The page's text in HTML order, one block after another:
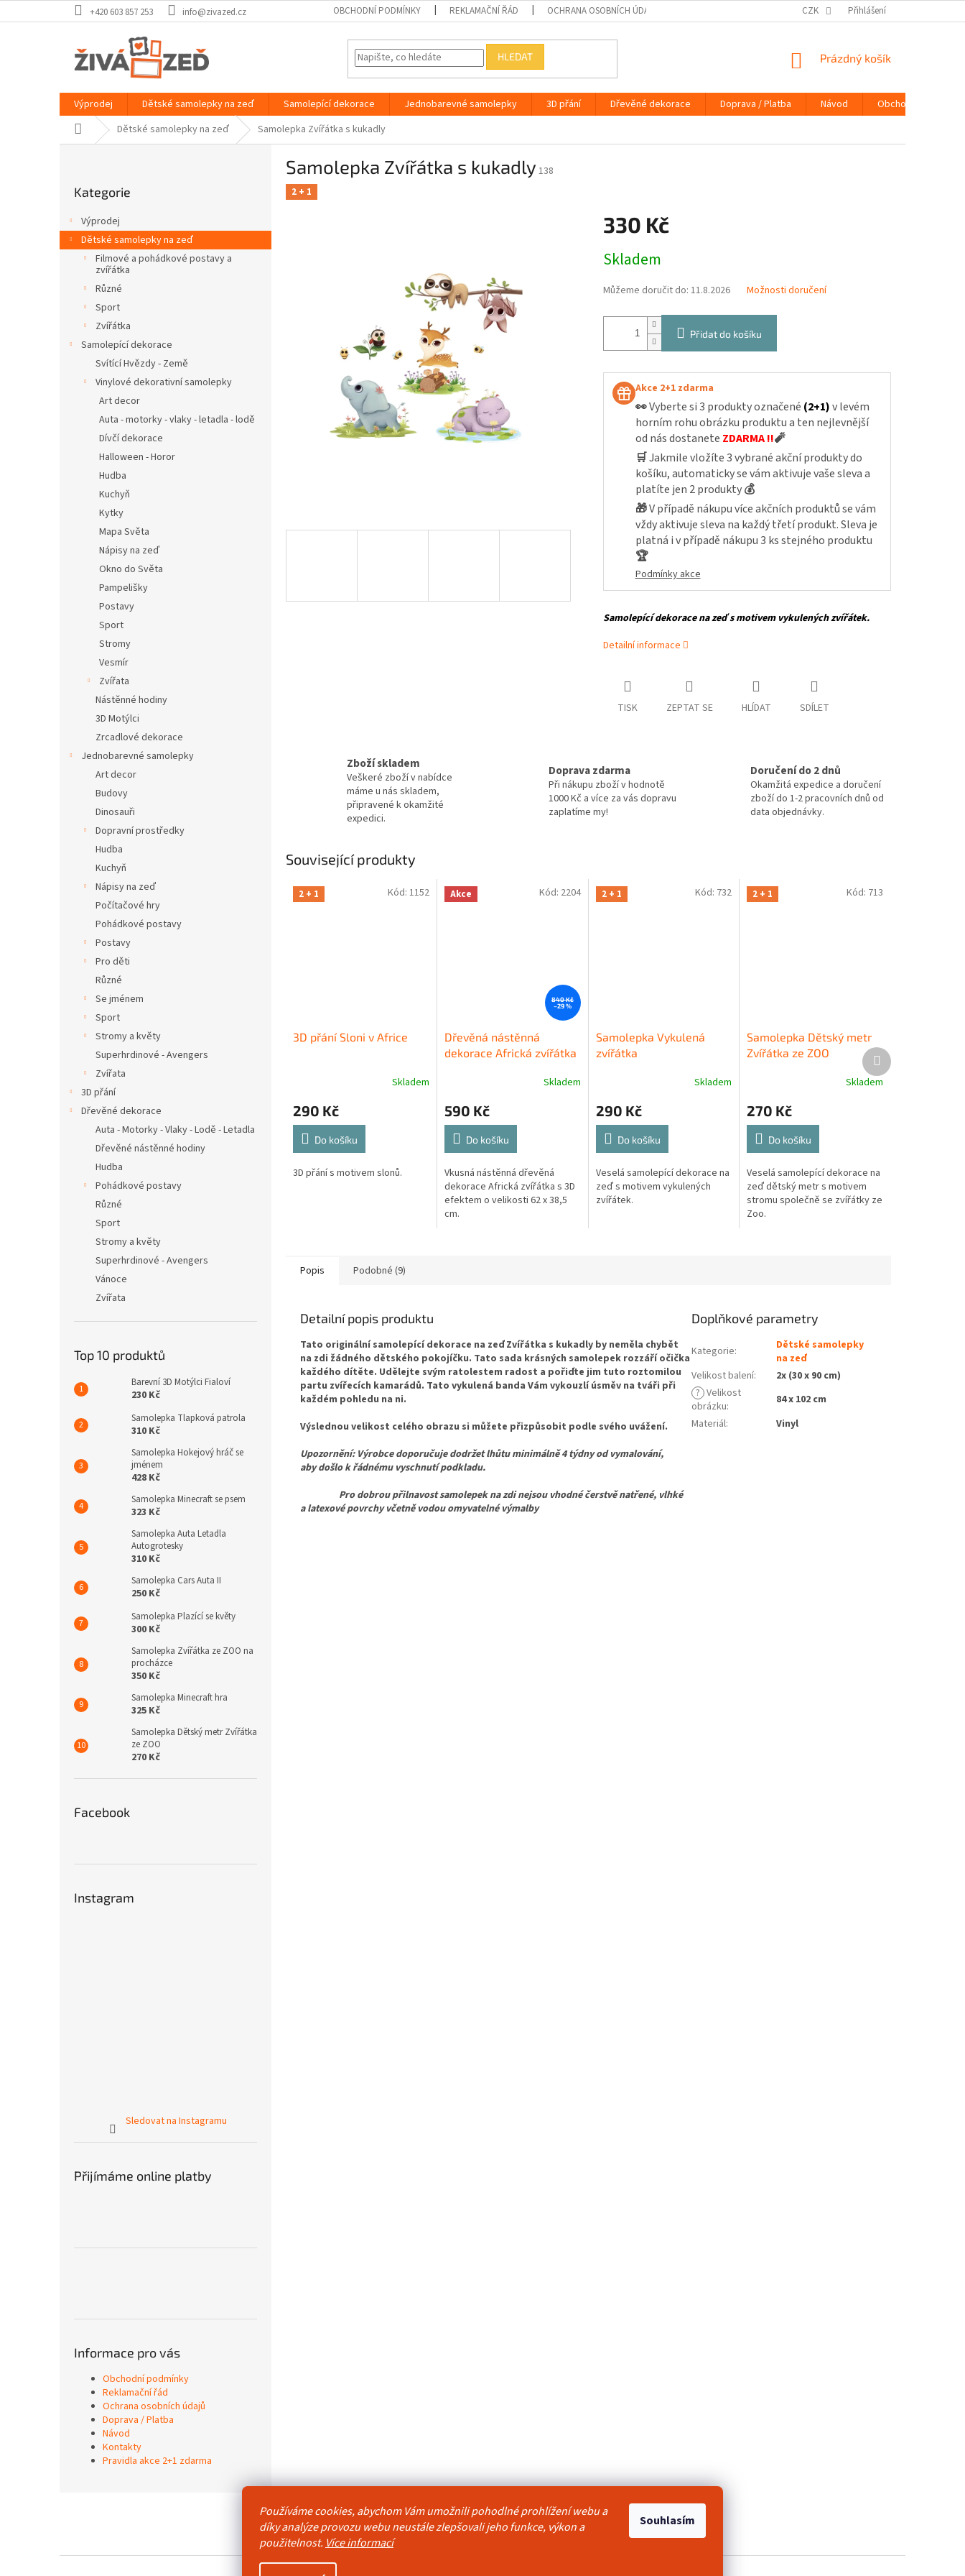
Používáme cookies, abychom Vám umožnili pohodlné prohlížení webu a
díky analýze provozu webu neustále zlepšovali jeho funkce, výkon a
použitelnost. Více informací
Souhlasím
na
+420 603 857 253 info@zivazed.cz OBCHODNÍ PODMÍNKY REKLAMAČNÍ ŘÁD OCHRANA OSOBNÍCH ÚDAJŮ NÁVOD KONTAKTY
CZK Přihlášení
HLEDAT
NÁKUPNÍ
Prázdný košík
Výprodej Dětské samolepky na zeď Samolepící dekorace Jednobarevné samolepky 3D přání Dřevěné dekorace Doprava / Platba Návod
Obchodní podmínky
Domů Dětské samolepky na zeď Samolepka Zvířátka s kukadly
a
n
kategorie
Kategorie
Výprodej
Dětské samolepky na zeď
Filmové a pohádkové postavy a
zvířátka
Různé
Sport
Zvířátka
Samolepící dekorace
Svítící Hvězdy - Země
Vinylové dekorativní samolepky
Art decor
Auta - motorky - vlaky - letadla - lodě
Dívčí dekorace
Halloween - Horor
Hudba
Kuchyň
Kytky
Mapa Světa
Nápisy na zeď
Okno do Světa
Pampelišky
Postavy
Sport
Stromy
Vesmír
Zvířata
Nástěnné hodiny
3D Motýlci
Zrcadlové dekorace
Jednobarevné samolepky
Art decor
Budovy
Dinosauři
Dopravní prostředky
Hudba
Kuchyň
Nápisy na zeď
Počítačové hry
Pohádkové postavy
Postavy
Pro děti
Různé
Se jménem
Sport
Stromy a květy
Superhrdinové - Avengers
Zvířata
3D přání
Dřevěné dekorace
Auta - Motorky - Vlaky - Lodě - Letadla
Dřevěné nástěnné hodiny
Hudba
Pohádkové postavy
Různé
Sport
Stromy a květy
Superhrdinové - Avengers
Vánoce
Zvířata
Top 10 produktů
Barevní 3D Motýlci Fialoví
230 Kč
Samolepka Tlapková patrola
310 Kč
Samolepka Hokejový hráč se
jménem
428 Kč
Samolepka Minecraft se psem
323 Kč
Samolepka Auta Letadla
Autogrotesky
310 Kč
Samolepka Cars Auta II
250 Kč
Samolepka Plazící se květy
300 Kč
Samolepka Zvířátka ze ZOO na
procházce
350 Kč
Samolepka Minecraft hra
325 Kč
Samolepka Dětský metr Zvířátka
ze ZOO
270 Kč
Facebook
Instagram
Sledovat na Instagramu
Přijímáme online platby
Informace pro vás
Obchodní podmínky
Reklamační řád
Ochrana osobních údajů
Doprava / Platba
Návod
Kontakty
Pravidla akce 2+1 zdarma
Samolepka Zvířátka s kukadly 138
2 + 1
330 Kč
cena:
Skladem
Můžeme doručit do: 11.8.2026 Možnosti doručení
Přidat do košíku
Akce 2+1 zdarma
👀Vyberte si 3 produkty označené (2+1)v levém
horním rohu obrázku produktu a ten nejlevnější
od nás dostanete ZDARMA !!🧨
🛒Jakmile vložíte 3 vybrané akční produkty do
košíku, automaticky se vám aktivuje vaše sleva a
platíte jen 2 produkty💰
🎁V případě nákupu více akčních produktů se vám
vždy aktivuje sleva na každý třetí produkt. Sleva je
platná i v případě nákupu 3 ks stejného produktu
🏆
Podmínky akce
Samolepící dekorace na zeďs motivem vykulených zvířátek.
Detailní informace
TISK ZEPTAT SE HLÍDAT SDÍLET
Zboží skladem
Veškeré zboží v nabídce
máme u nás skladem,
připravené k okamžité
expedici.
Doprava zdarma
Při nákupu zboží v hodnotě
1000 Kč a více za vás dopravu
zaplatíme my!
Doručení do 2 dnů
Okamžitá expedice a doručení
zboží do 1-2 pracovních dnů od
data objednávky.
Související produkty
2 + 1
3D přání Sloni v Africe
Skladem
290 Kč
Do košíku
3D přání s motivem slonů.
Kód: 1152 Akce
840 Kč
–29 %
Dřevěná nástěnná
dekorace Africká zvířátka
Skladem
590 Kč
Do košíku
Vkusná nástěnná dřevěná
dekorace Africká zvířátka s 3D
efektem o velikosti 62 x 38,5
cm.
Kód: 2204 2 + 1
Samolepka Vykulená
zvířátka
Skladem
290 Kč
Do košíku
Veselá samolepící dekorace na
zeď s motivem vykulených
zvířátek.
Kód: 732 2 + 1
Samolepka Dětský metr
Zvířátka ze ZOO
Skladem
270 Kč
Do košíku
Veselá samolepící dekorace na
zeď dětský metr s motivem
stromu společně se zvířátky ze
Zoo.
Kód: 713
Další
produkt
Popis Podobné (9)
Detailní popis produktu
Tato originální samolepící dekorace na zeď Zvířátka s kukadly by neměla chybět
na zdi žádného dětského pokojíčku. Tato sada krásných samolepek rozzáří očička
každého dítěte. Udělejte svým ratolestem radost a pořiďte jim tuto roztomilou
partu zvířecích kamarádů. Tato vykulená banda Vám vykouzlí úsměv na tváři při
každém pohledu na ni.
Výslednou velikost celého obrazu si můžete přizpůsobit podle svého uvážení.
Upozornění: Výrobce doporučuje dodržet lhůtu minimálně 4 týdny od vymalování,
aby došlo k řádnému vyschnutí podkladu.
Pro dobrou přilnavost samolepek na zdi nejsou vhodné čerstvě natřené, vlhké
a latexové povrchy včetně vodou omyvatelné výmalby
Doplňkové parametry
Kategorie:
Dětské samolepky
na zeď
Velikost balení:
2x (30 x 90 cm)
? Velikost
obrázku:
84 x 102 cm
Materiál: Vinyl
Obchodní podmínky Reklamační řád Ochrana osobních údajů Kontakty Pravidla akce 2+1 zdarma